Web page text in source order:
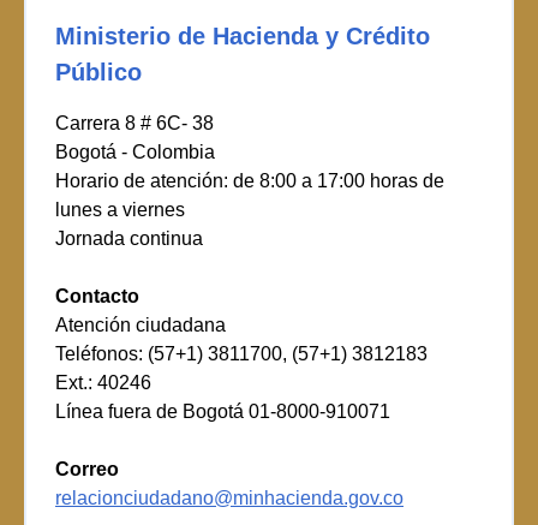
Ministerio de Hacienda y Crédito
Público
Carrera 8 # 6C- 38
Bogotá - Colombia
Horario de atención: de 8:00 a 17:00 horas de
lunes a viernes
Jornada continua
Contacto
Atención ciudadana
Teléfonos: (57+1) 3811700, (57+1) 3812183
Ext.: 40246
Línea fuera de Bogotá 01-8000-910071
Correo
relacionciudadano@minhacienda.gov.co